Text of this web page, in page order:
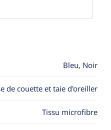
Bleu, Noir
de couette et taie d'oreiller
Tissu microfibre